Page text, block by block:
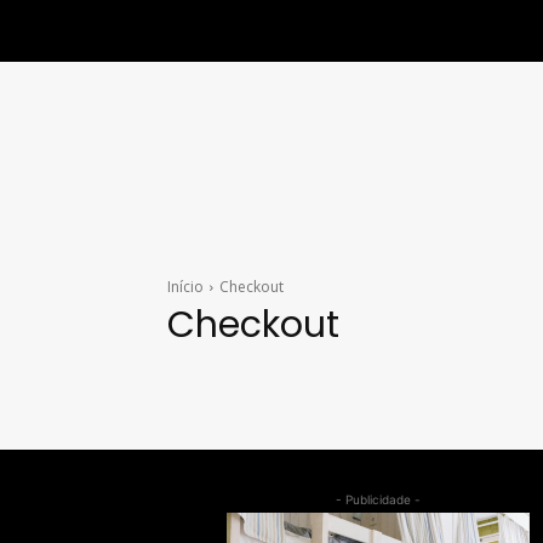
Início Checkout
Checkout
- Publicidade -